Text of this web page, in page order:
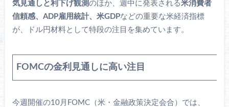
気見通しと利下げ観測のほか、週中に発表される米消費者
信頼感、ADP雇用統計、米GDPなどの重要な米経済指標
が、ドル円材料として特段の注目を集めています。
FOMCの金利見通しに高い注目
今週開催の10月FOMC（米・金融政策決定会合）では、